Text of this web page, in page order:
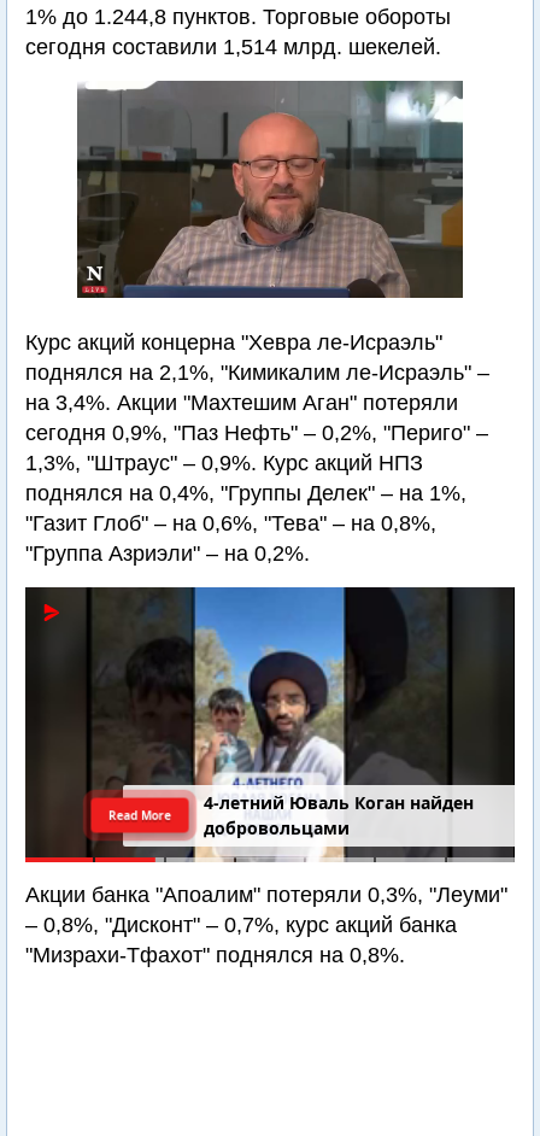
1% до 1.244,8 пунктов. Торговые обороты
сегодня составили 1,514 млрд. шекелей.
Курс акций концерна "Хевра ле-Исраэль"
поднялся на 2,1%, "Кимикалим ле-Исраэль" –
на 3,4%. Акции "Махтешим Аган" потеряли
сегодня 0,9%, "Паз Нефть" – 0,2%, "Периго" –
1,3%, "Штраус" – 0,9%. Курс акций НПЗ
поднялся на 0,4%, "Группы Делек" – на 1%,
"Газит Глоб" – на 0,6%, "Тева" – на 0,8%,
"Группа Азриэли" – на 0,2%.
4-летний Юваль Коган найден
добровольцами
Read More
Акции банка "Апоалим" потеряли 0,3%, "Леуми"
– 0,8%, "Дисконт" – 0,7%, курс акций банка
"Мизрахи-Тфахот" поднялся на 0,8%.